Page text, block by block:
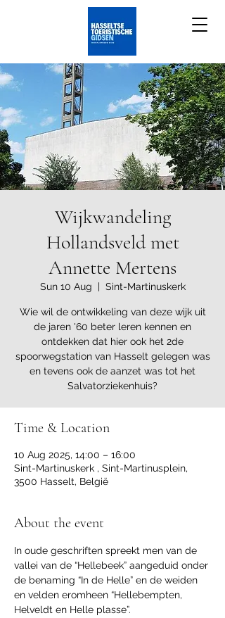
Wijkwandeling
Hollandsveld met
Annette Mertens
Sun 10 Aug
  |
Sint-Martinuskerk
Wie wil de ontwikkeling van deze wijk uit
de jaren '60 beter leren kennen en
ontdekken dat hier ook het 2de
spoorwegstation van Hasselt gelegen was
en tevens ook de aanzet was tot het
Salvatorziekenhuis?
Time & Location
10 Aug 2025, 14:00 – 16:00
Sint-Martinuskerk , Sint-Martinusplein,
3500 Hasselt, België
About the event
In oude geschriften spreekt men van de
vallei van de “Hellebeek” aangeduid onder
de benaming “In de Helle” en de weiden
en velden eromheen “Hellebempten,
Helveldt en Helle plasse”.